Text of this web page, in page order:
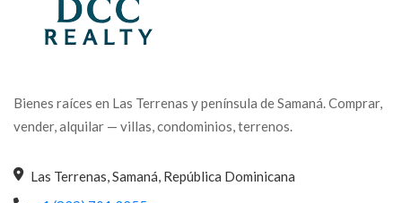
Bienes raíces en Las Terrenas y península de Samaná. Comprar,
vender, alquilar — villas, condominios, terrenos.
Las Terrenas, Samaná, República Dominicana